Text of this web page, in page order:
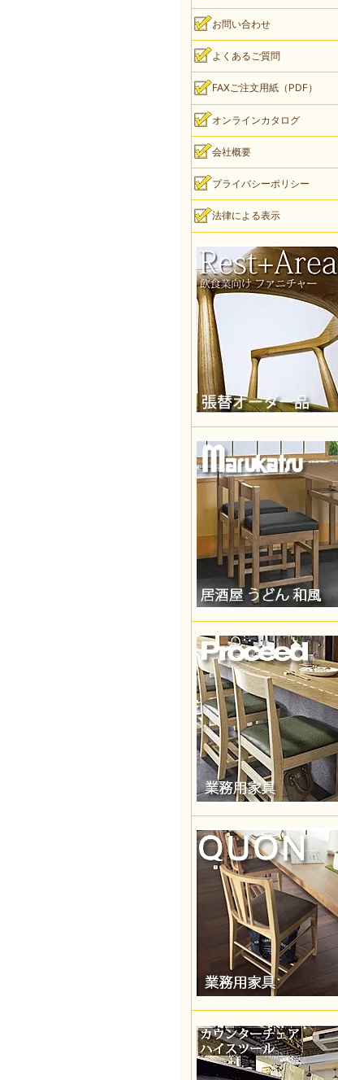
お問い合わせ
よくあるご質問
FAXご注文用紙（PDF）
オンラインカタログ
会社概要
プライバシーポリシー
法律による表示